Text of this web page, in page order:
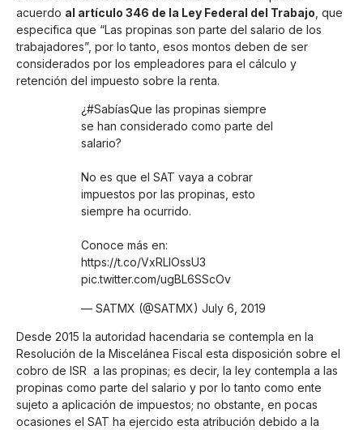
acuerdo al artículo 346 de la Ley Federal del Trabajo , que
especifica que “Las propinas son parte del salario de los
trabajadores”, por lo tanto, esos montos deben de ser
considerados por los empleadores para el cálculo y
retención del impuesto sobre la renta.
¿#SabíasQue las propinas siempre
se han considerado como parte del
salario?
No es que el SAT vaya a cobrar
impuestos por las propinas, esto
siempre ha ocurrido.
Conoce más en:
https://t.co/VxRLIOssU3
pic.twitter.com/ugBL6SScOv
— SATMX (@SATMX) July 6, 2019
Desde 2015 la autoridad hacendaria se contempla en la
Resolución de la Miscelánea Fiscal esta disposición sobre el
cobro de ISR a las propinas; es decir, la ley contempla a las
propinas como parte del salario y por lo tanto como ente
sujeto a aplicación de impuestos; no obstante, en pocas
ocasiones el SAT ha ejercido esta atribución debido a la